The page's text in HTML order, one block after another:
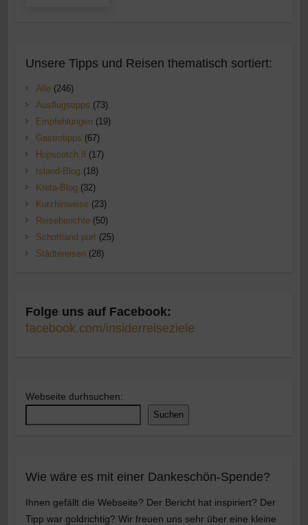
Unsere Tipps und Reisen thematisch sortiert:
Alle(246)
Ausflugstipps (73)
Empfehlungen(19)
Gastrotipps (67)
Hopscotch 8(17)
Island-Blog (18)
Kreta-Blog (32)
Kurzhinweise(23)
Reiseberichte(50)
Schottland pur! (25)
Städtereisen(28)
Folge uns auf Facebook:
facebook.com/insiderreiseziele
Webseite durhsuchen:
Suchen
Wie wäre es mit einer Dankeschön-Spende?
Ihnen gefällt die Webseite? Der Bericht hat inspiriert? Der
Tipp war goldrichtig? Wir freuen uns sehr über eine kleine